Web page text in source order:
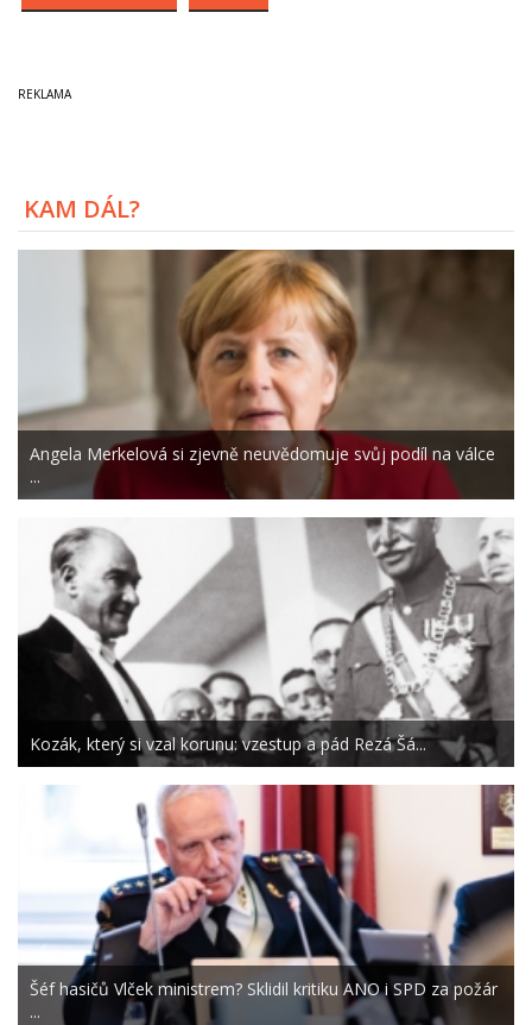
KAM DÁL?
Angela Merkelová si zjevně neuvědomuje svůj podíl na válce
...
Kozák, který si vzal korunu: vzestup a pád Rezá Šá...
Šéf hasičů Vlček ministrem? Sklidil kritiku ANO i SPD za požár
...